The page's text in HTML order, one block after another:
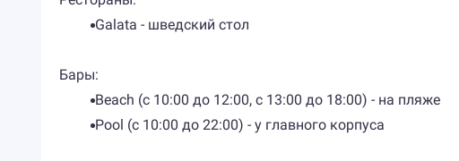
Galata - шведский стол
Бары:
Beach (с 10:00 до 12:00, с 13:00 до 18:00) - на пляже
Pool (с 10:00 до 22:00)​ - у главного корпуса